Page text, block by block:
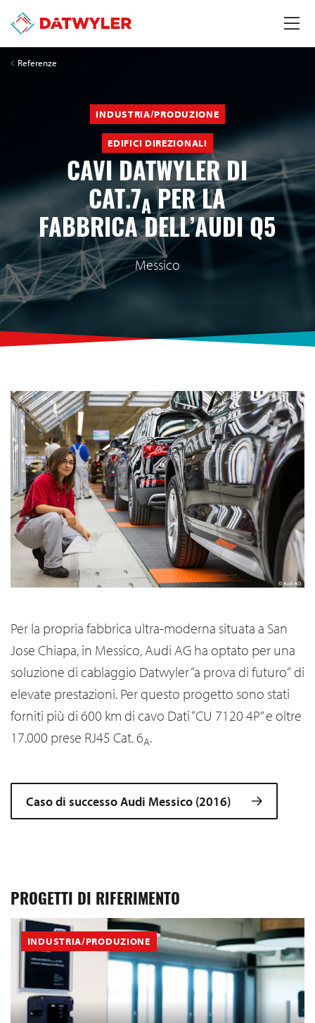
Referenze
INDUSTRIA/PRODUZIONE
EDIFICI DIREZIONALI
CAVI DATWYLER DI
CAT.7A PER LA
FABBRICA DELL’AUDI Q5
Messico
Per la propria fabbrica ultra-moderna situata a San
Jose Chiapa, in Messico, Audi AG ha optato per una
soluzione di cablaggio Datwyler “a prova di futuro“ di
elevate prestazioni. Per questo progetto sono stati
forniti più di 600 km di cavo Dati “CU 7120 4P” e oltre
17.000 prese RJ45 Cat. 6A.
Caso di successo Audi Messico (2016)
PROGETTI DI RIFERIMENTO
INDUSTRIA/PRODUZIONE